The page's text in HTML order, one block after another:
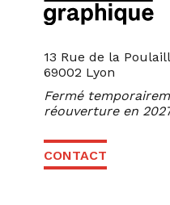
13 Rue de la
69002 Lyon
Fermé
réouverture en
CONTACT